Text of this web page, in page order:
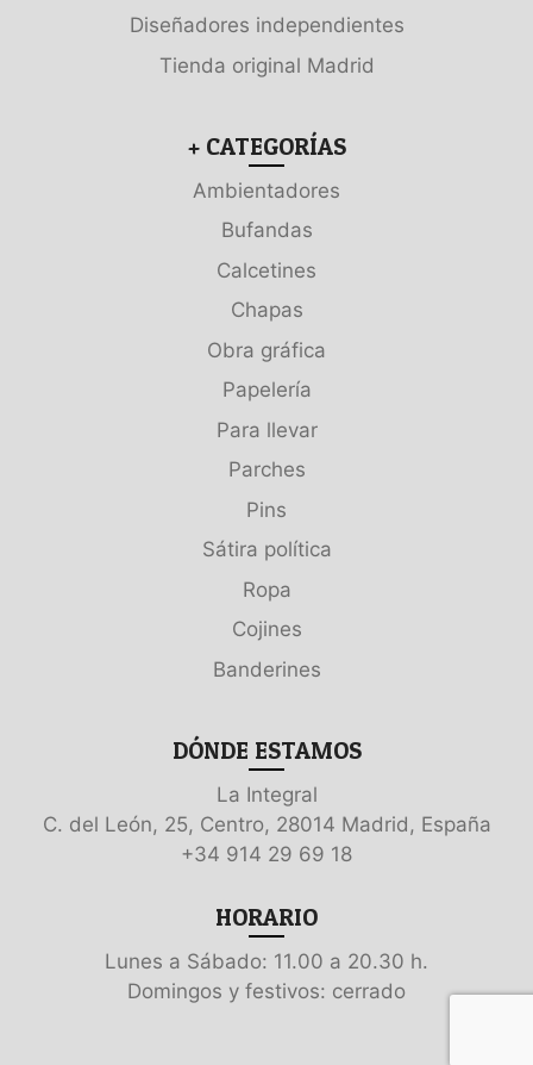
Diseñadores independientes
Tienda original Madrid
+ CATEGORÍAS
Ambientadores
Bufandas
Calcetines
Chapas
Obra gráfica
Papelería
Para llevar
Parches
Pins
Sátira política
Ropa
Cojines
Banderines
DÓNDE ESTAMOS
La Integral
C. del León, 25, Centro, 28014 Madrid, España
+34 914 29 69 18
HORARIO
Lunes a Sábado: 11.00 a 20.30 h.
Domingos y festivos: cerrado